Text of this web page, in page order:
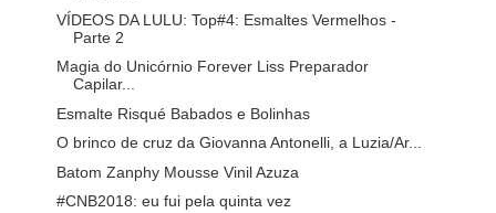
VÍDEOS DA LULU: Top#4: Esmaltes Vermelhos -
Parte 2
Magia do Unicórnio Forever Liss Preparador
Capilar...
Esmalte Risqué Babados e Bolinhas
O brinco de cruz da Giovanna Antonelli, a Luzia/Ar...
Batom Zanphy Mousse Vinil Azuza
#CNB2018: eu fui pela quinta vez